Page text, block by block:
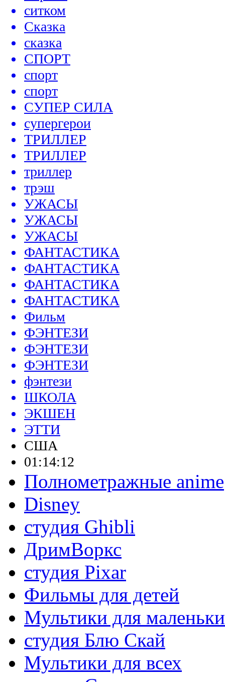
ситком
Сказка
сказка
СПОРТ
спорт
спорт
СУПЕР СИЛА
супергерои
ТРИЛЛЕР
ТРИЛЛЕР
триллер
трэш
УЖАСЫ
УЖАСЫ
УЖАСЫ
ФАНТАСТИКА
ФАНТАСТИКА
ФАНТАСТИКА
ФАНТАСТИКА
Фильм
ФЭНТЕЗИ
ФЭНТЕЗИ
ФЭНТЕЗИ
фэнтези
ШКОЛА
ЭКШЕН
ЭТТИ
США
01:14:12
Полнометражные anime
Disney
студия Ghibli
ДримВоркс
студия Pixar
Фильмы для детей
Мультики для
студия Блю Скай
Мультики для всех